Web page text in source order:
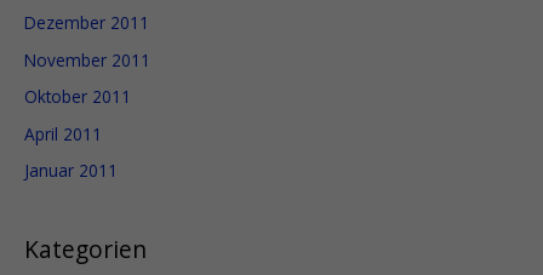
Dezember 2011
November 2011
Oktober 2011
April 2011
Januar 2011
Kategorien